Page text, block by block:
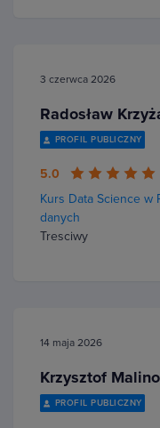
3 czerwca 2026
Radosław
PROFIL PUBLICZNY
5.0
Kurs Data Science w
danych
Tresciwy
14 maja 2026
Krzysztof
PROFIL PUBLICZNY